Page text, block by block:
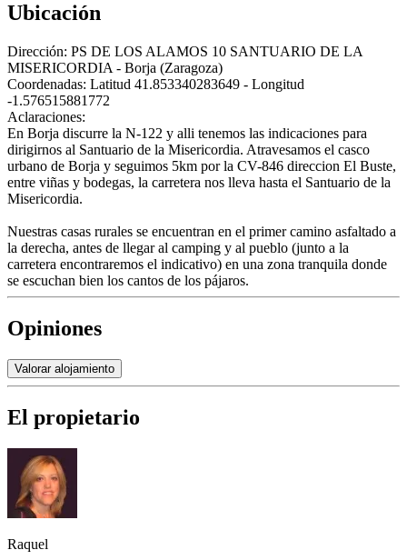
Ubicación
Dirección: PS DE LOS ALAMOS 10 SANTUARIO DE LA
MISERICORDIA - Borja (Zaragoza)
Coordenadas: Latitud 41.853340283649 - Longitud
-1.576515881772
Aclaraciones:
En Borja discurre la N-122 y alli tenemos las indicaciones para
dirigirnos al Santuario de la Misericordia. Atravesamos el casco
urbano de Borja y seguimos 5km por la CV-846 direccion El Buste,
entre viñas y bodegas, la carretera nos lleva hasta el Santuario de la
Misericordia.
Nuestras casas rurales se encuentran en el primer camino asfaltado a
la derecha, antes de llegar al camping y al pueblo (junto a la
carretera encontraremos el indicativo) en una zona tranquila donde
se escuchan bien los cantos de los pájaros.
Opiniones
Valorar alojamiento
El propietario
Raquel